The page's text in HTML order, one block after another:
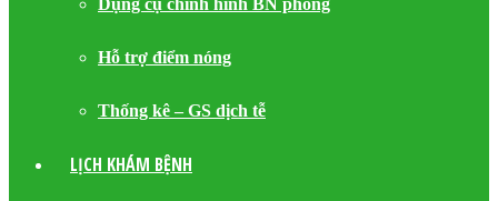
Dụng cụ chỉnh hình BN phong
Hỗ trợ điểm nóng
Thống kê – GS dịch tễ
LỊCH KHÁM BỆNH